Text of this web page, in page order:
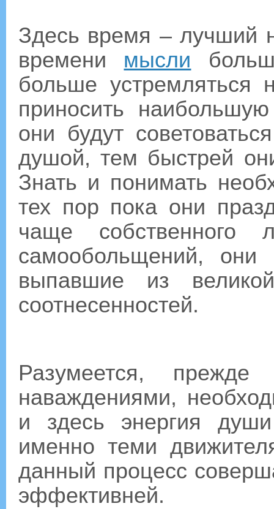
Здесь время – лучший
времени мысли
больше
приносить
они будут
душой, тем быстрей
Знать и понимать
тех пор пока они
чаще собственного
самообольщений, они
выпавшие из
соотнесенностей.
Разумеется,
наваждениями,
и здесь энергия
именно теми
данный процесс
эффективней.